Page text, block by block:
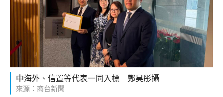
中海外、信置等代表一同入標 鄭昊彤攝
來源：商台新聞